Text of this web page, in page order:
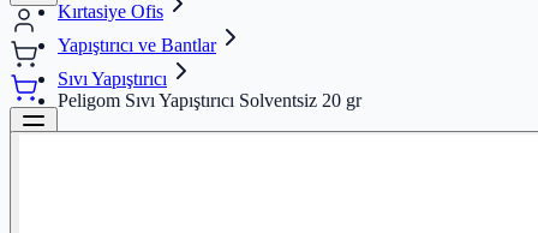
Kırtasiye Ofis
Yapıştırıcı ve Bantlar
Sıvı Yapıştırıcı
Peligom Sıvı Yapıştırıcı Solventsiz 20 gr